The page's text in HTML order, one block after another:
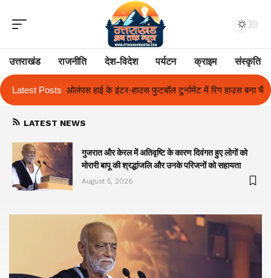
उत्तराखंड राजनीति देश-विदेश पर्यटन क्राइम संस्कृति
Latest Posts
टूर्नामेंट में रिग हाउस बना चैंपियन तुलाज़ ने रचा इतिहास, संस्थान से बना
LATEST NEWS
गुजरात और केरल में अतिवृष्टि के कारण दिवंगत हुए लोगों को
मोरारी बापू की श्रद्धांजलि और उनके परिजनों को सहायता
August 5, 2026